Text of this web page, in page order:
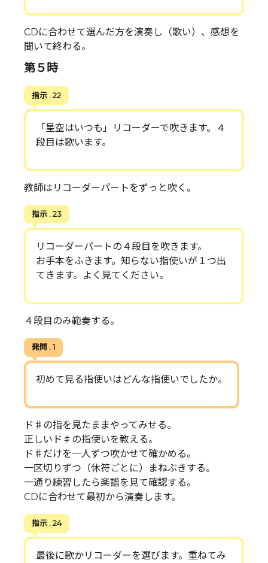
CDに合わせて選んだ方を演奏し（歌い）、感想を
聞いて終わる。
第５時
指示 . 22
「星空はいつも」リコーダーで吹きます。４
段目は歌います。
教師はリコーダーパートをずっと吹く。
指示 . 23
リコーダーパートの４段目を吹きます。
お手本をふきます。知らない指使いが１つ出
てきます。よく見てください。
４段目のみ範奏する。
発問 . 1
初めて見る指使いはどんな指使いでしたか。
ド♯の指を見たままやってみせる。
正しいド♯の指使いを教える。
ド♯だけを一人ずつ吹かせて確かめる。
一区切りずつ（休符ごとに）まねぶきする。
一通り練習したら楽譜を見て確認する。
CDに合わせて最初から演奏します。
指示 . 24
最後に歌かリコーダーを選びます。重ねてみ